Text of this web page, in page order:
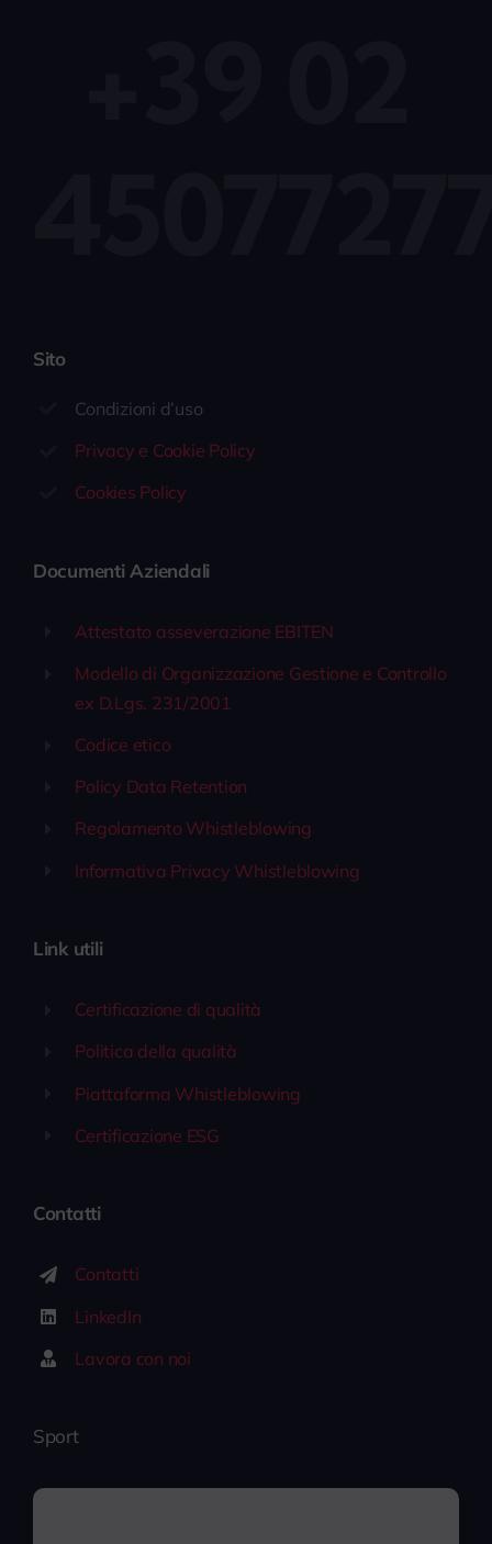
Sito
Condizioni d’uso
Privacy e Cookie Policy
Cookies Policy
Documenti Aziendali
Attestato asseverazione EBITEN
Modello di Organizzazione Gestione e Controllo
ex D.Lgs. 231/2001
Codice etico
Policy Data Retention
Regolamento Whistleblowing
Informativa Privacy Whistleblowing
Link utili
Certificazione di qualità
Politica della qualità
Piattaforma Whistleblowing
Certificazione ESG
Contatti
Contatti
LinkedIn
Lavora con noi
Sport